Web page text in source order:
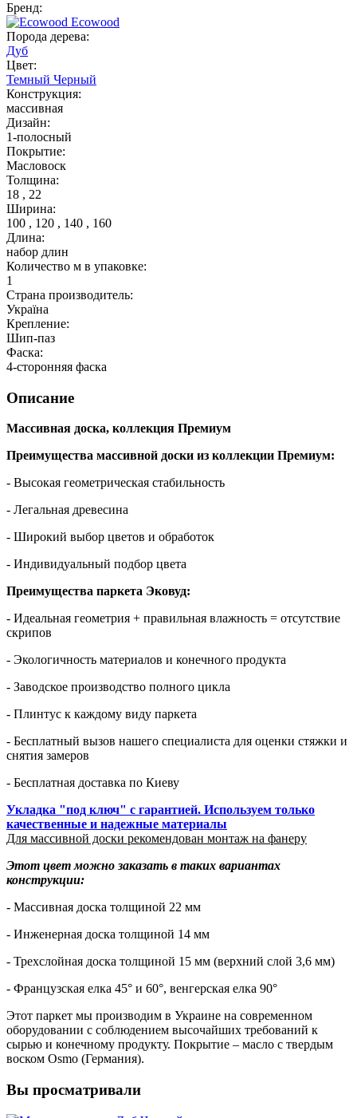
Бренд:
Ecowood
Порода дерева:
Дуб
Цвет:
Темный Черный
Конструкция:
массивная
Дизайн:
1-полосный
Покрытие:
Масловоск
Толщина:
18 , 22
Ширина:
100 , 120 , 140 , 160
Длина:
набор длин
Количество м в упаковке:
1
Страна производитель:
Україна
Крепление:
Шип-паз
Фаска:
4-сторонняя фаска
Описание
Массивная доска, коллекция Премиум
Преимущества массивной доски из коллекции Премиум:
- Высокая геометрическая стабильность
- Легальная древесина
- Широкий выбор цветов и обработок
- Индивидуальный подбор цвета
Преимущества паркета Эковуд:
- Идеальная геометрия + правильная влажность = отсутствие
скрипов
- Экологичность материалов и конечного продукта
- Заводское производство полного цикла
- Плинтус к каждому виду паркета
- Бесплатный вызов нашего специалиста для оценки стяжки и
снятия замеров
- Бесплатная доставка по Киеву
Укладка "под ключ" с гарантией. Используем только
качественные и надежные материалы
Для массивной доски рекомендован монтаж на фанеру
Этот цвет можно заказать в таких вариантах
конструкции:
- Массивная доска толщиной 22 мм
- Инженерная доска толщиной 14 мм
- Трехслойная доска толщиной 15 мм (верхний слой 3,6 мм)
- Французская елка 45° и 60°, венгерская елка 90°
Этот паркет мы производим в Украине на современном
оборудовании с соблюдением высочайших требований к
сырью и конечному продукту. Покрытие – масло с твердым
воском Osmo (Германия).
Вы просматривали